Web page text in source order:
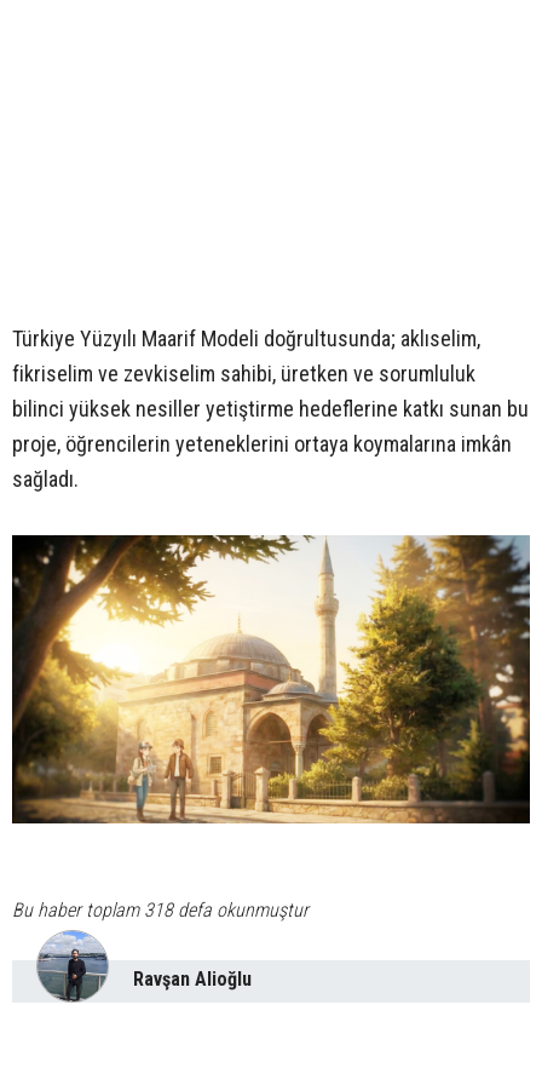
Türkiye Yüzyılı Maarif Modeli doğrultusunda; aklıselim,
fikriselim ve zevkiselim sahibi, üretken ve sorumluluk
bilinci yüksek nesiller yetiştirme hedeflerine katkı sunan bu
proje, öğrencilerin yeteneklerini ortaya koymalarına imkân
sağladı.
Bu haber toplam 318 defa okunmuştur
Ravşan Alioğlu